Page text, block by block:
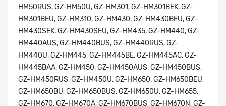
HM50RUS, GZ-HM50U, GZ-HM301, GZ-HM301BEK, GZ-
HM301BEU, GZ-HM310, GZ-HM430, GZ-HM430BEU, GZ-
HM430SEK, GZ-HM430SEU, GZ-HM435, GZ-HM440, GZ-
HM440AUS, GZ-HM440BUS, GZ-HM440RUS, GZ-
HM440U, GZ-HM445, GZ-HM445BE, GZ-HM445AC, GZ-
HM445BAA, GZ-HM450, GZ-HM450AUS, GZ-HM450BUS,
GZ-HM450RUS, GZ-HM450U, GZ-HM650, GZ-HM650BEU,
GZ-HM650BU, GZ-HM650BUS, GZ-HM650U, GZ-HM655,
GZ-HM670, GZ-HM670A, GZ-HM670BUS, GZ-HM670N, GZ-